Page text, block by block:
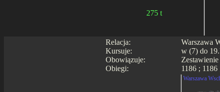
275 t
Relacja:
Kursuje:
Obowiązuje:
Obiegi:
Warszawa
w (7) do
1186 ; 1186
Warszawa